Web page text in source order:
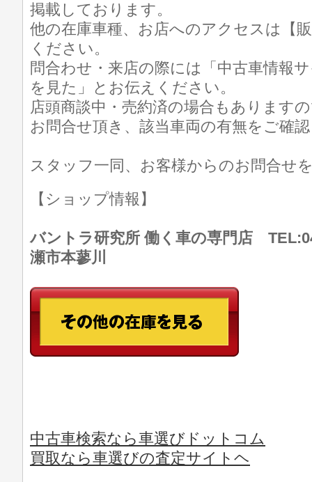
掲載しております。
他の在庫車種、お店へのアクセスは【
ください。
問合わせ・来店の際には「中古車情報
を見た」とお伝えください。
店頭商談中・売約済の場合もあります
お問合せ頂き、該当車両の有無をご確
スタッフ一同、お客様からのお問合せ
【ショップ情報】
バントラ研究所 働く車の専門店
瀬市本蓼川
中古車検索なら車選びドットコム
買取なら車選びの査定サイトヘ